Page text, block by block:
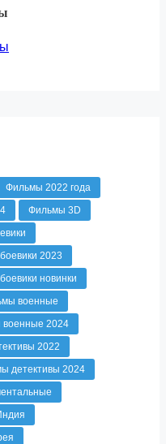
Фильмы 2022 года
Фильмы 3D
2023
новинки
военные
2024
2022
детективы 2024